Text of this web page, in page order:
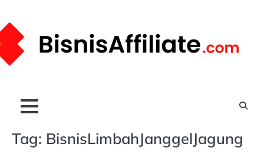
to
content
Tag: BisnisLimbahJanggelJagung